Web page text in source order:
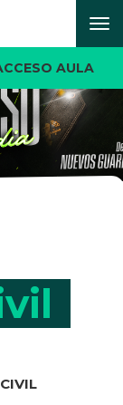
AULA